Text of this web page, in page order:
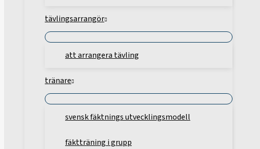
tävlingsarrangör
att arrangera tävling
tränare
svensk fäktnings utvecklingsmodell
fäktträning i grupp